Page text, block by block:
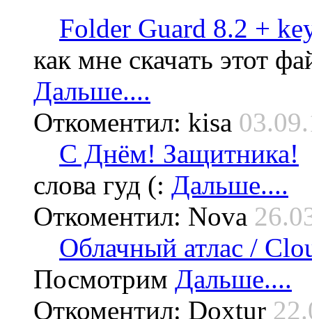
Folder Guard 8.2 +
как мне скачать этот
Дальше....
Откоментил: kisa
С Днём! Защитника!
слова гуд (: Дальше....
Откоментил: Nova
Облачный атлас /
Посмотрим Дальше....
Откоментил: Doxtur